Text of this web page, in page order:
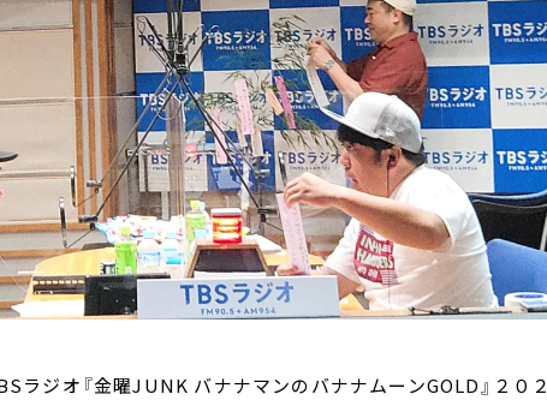
ラジオ『金曜JUNK バナナマンのバナナムーンGOLD』２０２